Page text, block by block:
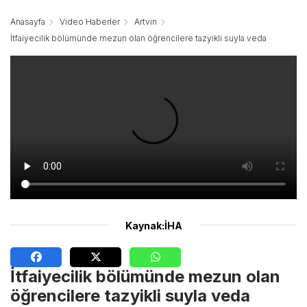
Anasayfa Video Haberler
Artvin
İtfaiyecilik bölümünde mezun olan öğrencilere tazyikli suyla veda
Kaynak:İHA
İtfaiyecilik bölümünde mezun olan
öğrencilere tazyikli suyla veda